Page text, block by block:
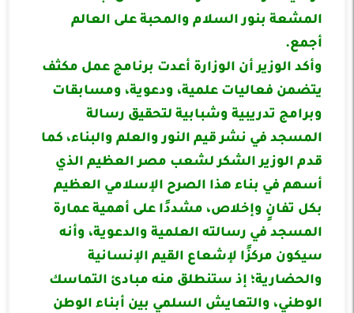
المشعة بنور السلام والمحبة على العالم
أجمع.
وأكد الوزير أن الوزارة أعدت برنامج عمل مكثف
يتضمن فعاليات علمية، ودعوية، ومسابقات
وبرامج تدريبية وشبابية لتحقيق رسالة
المسجد في نشر قيم النور والعلم والبناء، كما
قدم الوزير الشكر لشعب مصر العظيم الذي
أسهم في بناء هذا الصرح الإسلامي العظيم
بكل تفانٍ وإخلاص، مشددًا على أهمية عمارة
المسجد في رسالته العلمية والدعوية، وأنه
سيكون مركزًا لإشعاع القيم الإنسانية
والحضارية؛ إذ ستنطلق منه مبادئ التماسك
الوطني، والتعايش السلمي بين أبناء الوطن